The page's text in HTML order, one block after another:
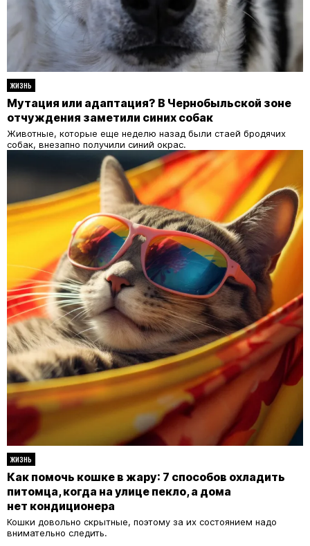
ЖИЗНЬ
Мутация или адаптация? В Чернобыльской зоне
отчуждения заметили синих собак
Животные, которые еще неделю назад были стаей бродячих
собак, внезапно получили синий окрас.
ЖИЗНЬ
Как помочь кошке в жару: 7 способов охладить
питомца, когда на улице пекло, а дома
нет кондиционера
Кошки довольно скрытные, поэтому за их состоянием надо
внимательно следить.